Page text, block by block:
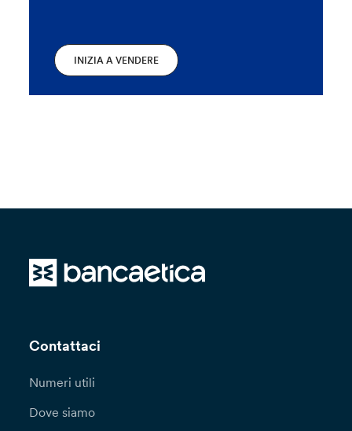
INIZIA A VENDERE
Contattaci
Numeri utili
Dove siamo